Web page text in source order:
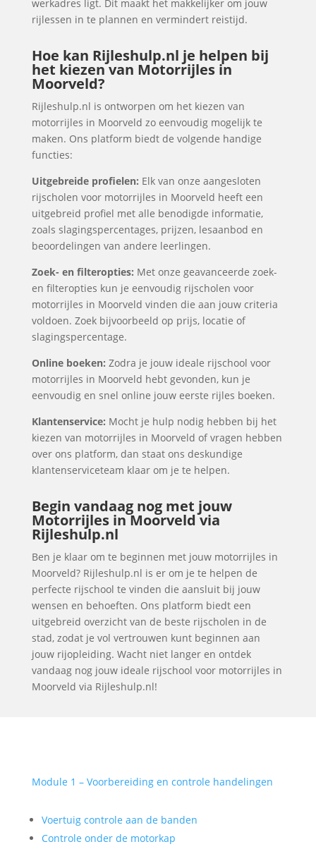
werkadres ligt. Dit maakt het makkelijker om jouw
rijlessen in te plannen en vermindert reistijd.
Hoe kan Rijleshulp.nl je helpen bij
het kiezen van Motorrijles in
Moorveld?
Rijleshulp.nl is ontworpen om het kiezen van
motorrijles in Moorveld zo eenvoudig mogelijk te
maken. Ons platform biedt de volgende handige
functies:
Uitgebreide profielen: Elk van onze aangesloten
rijscholen voor motorrijles in Moorveld heeft een
uitgebreid profiel met alle benodigde informatie,
zoals slagingspercentages, prijzen, lesaanbod en
beoordelingen van andere leerlingen.
Zoek- en filteropties: Met onze geavanceerde zoek-
en filteropties kun je eenvoudig rijscholen voor
motorrijles in Moorveld vinden die aan jouw criteria
voldoen. Zoek bijvoorbeeld op prijs, locatie of
slagingspercentage.
Online boeken: Zodra je jouw ideale rijschool voor
motorrijles in Moorveld hebt gevonden, kun je
eenvoudig en snel online jouw eerste rijles boeken.
Klantenservice: Mocht je hulp nodig hebben bij het
kiezen van motorrijles in Moorveld of vragen hebben
over ons platform, dan staat ons deskundige
klantenserviceteam klaar om je te helpen.
Begin vandaag nog met jouw
Motorrijles in Moorveld via
Rijleshulp.nl
Ben je klaar om te beginnen met jouw motorrijles in
Moorveld? Rijleshulp.nl is er om je te helpen de
perfecte rijschool te vinden die aansluit bij jouw
wensen en behoeften. Ons platform biedt een
uitgebreid overzicht van de beste rijscholen in de
stad, zodat je vol vertrouwen kunt beginnen aan
jouw rijopleiding. Wacht niet langer en ontdek
vandaag nog jouw ideale rijschool voor motorrijles in
Moorveld via Rijleshulp.nl!
Module 1 – Voorbereiding en controle handelingen
Voertuig controle aan de banden
Controle onder de motorkap